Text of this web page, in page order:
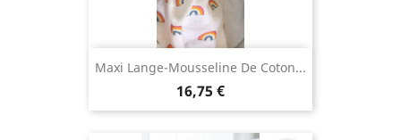
Maxi Lange-Mousseline De Coton...
16,75 €